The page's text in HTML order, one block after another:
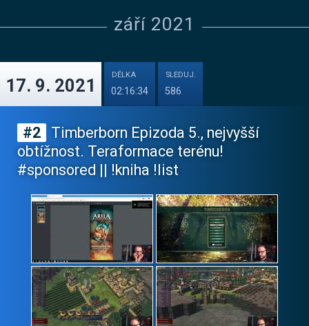
září 2021
17. 9. 2021
DÉLKA
02:16:34
SLEDUJ.
586
#2
Timberborn Epizoda 5., nejvyšší
obtížnost. Teraformace terénu!
#sponsored || !kniha !list